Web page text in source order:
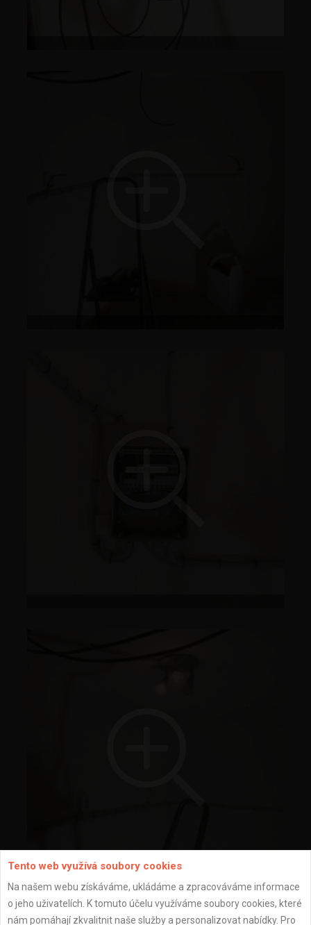
Tento web využívá soubory cookies
Na našem webu získáváme, ukládáme a zpracováváme informace
o jeho uživatelích. K tomuto účelu využíváme soubory cookies, které
nám pomáhají zkvalitnit naše služby a personalizovat nabídky. Pro